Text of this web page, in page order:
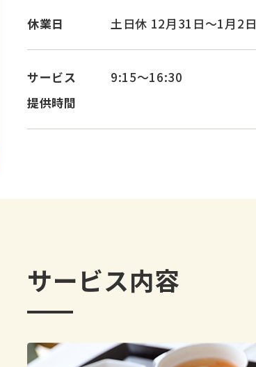
休業日 土日休 12月31日～1月2日
サービス
提供時間
9:15～16:30
サービス内容